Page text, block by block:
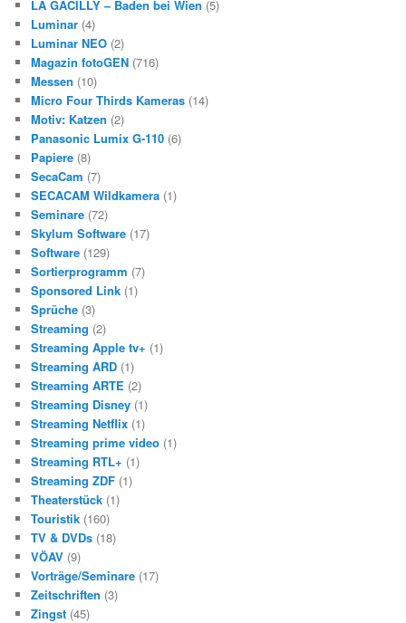
LA GACILLY – Baden bei Wien (5)
Luminar (4)
Luminar NEO (2)
Magazin fotoGEN (716)
Messen (10)
Micro Four Thirds Kameras (14)
Motiv: Katzen (2)
Panasonic Lumix G-110 (6)
Papiere (8)
SecaCam (7)
SECACAM Wildkamera (1)
Seminare (72)
Skylum Software (17)
Software (129)
Sortierprogramm (7)
Sponsored Link (1)
Sprüche (3)
Streaming (2)
Streaming Apple tv+ (1)
Streaming ARD (1)
Streaming ARTE (2)
Streaming Disney (1)
Streaming Netflix (1)
Streaming prime video (1)
Streaming RTL+ (1)
Streaming ZDF (1)
Theaterstück (1)
Touristik (160)
TV & DVDs (18)
VÖAV (9)
Vorträge/Seminare (17)
Zeitschriften (3)
Zingst (45)